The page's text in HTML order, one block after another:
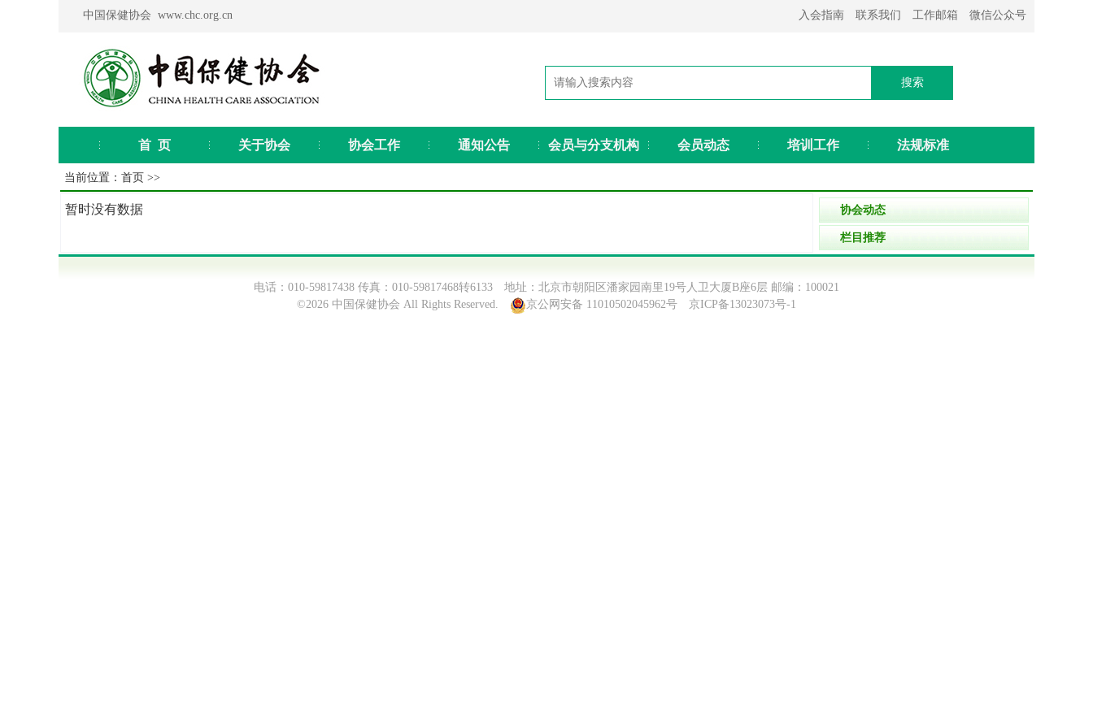
入会指南 联系我们 工作邮箱 微信公众号
中国保健协会 www.chc.org.cn
首 页 关于协会 协会工作 通知公告 会员与分支机构 会员动态 培训工作 法规标准
当前位置： 首页 >>
暂时没有数据 协会动态
栏目推荐
电话：010-59817438 传真：010-59817468转6133 地址：北京市朝阳区潘家园南里19号人卫大厦B座6层 邮编：100021
©2026 中国保健协会 All Rights Reserved.
京公网安备 11010502045962号 京ICP备13023073号-1